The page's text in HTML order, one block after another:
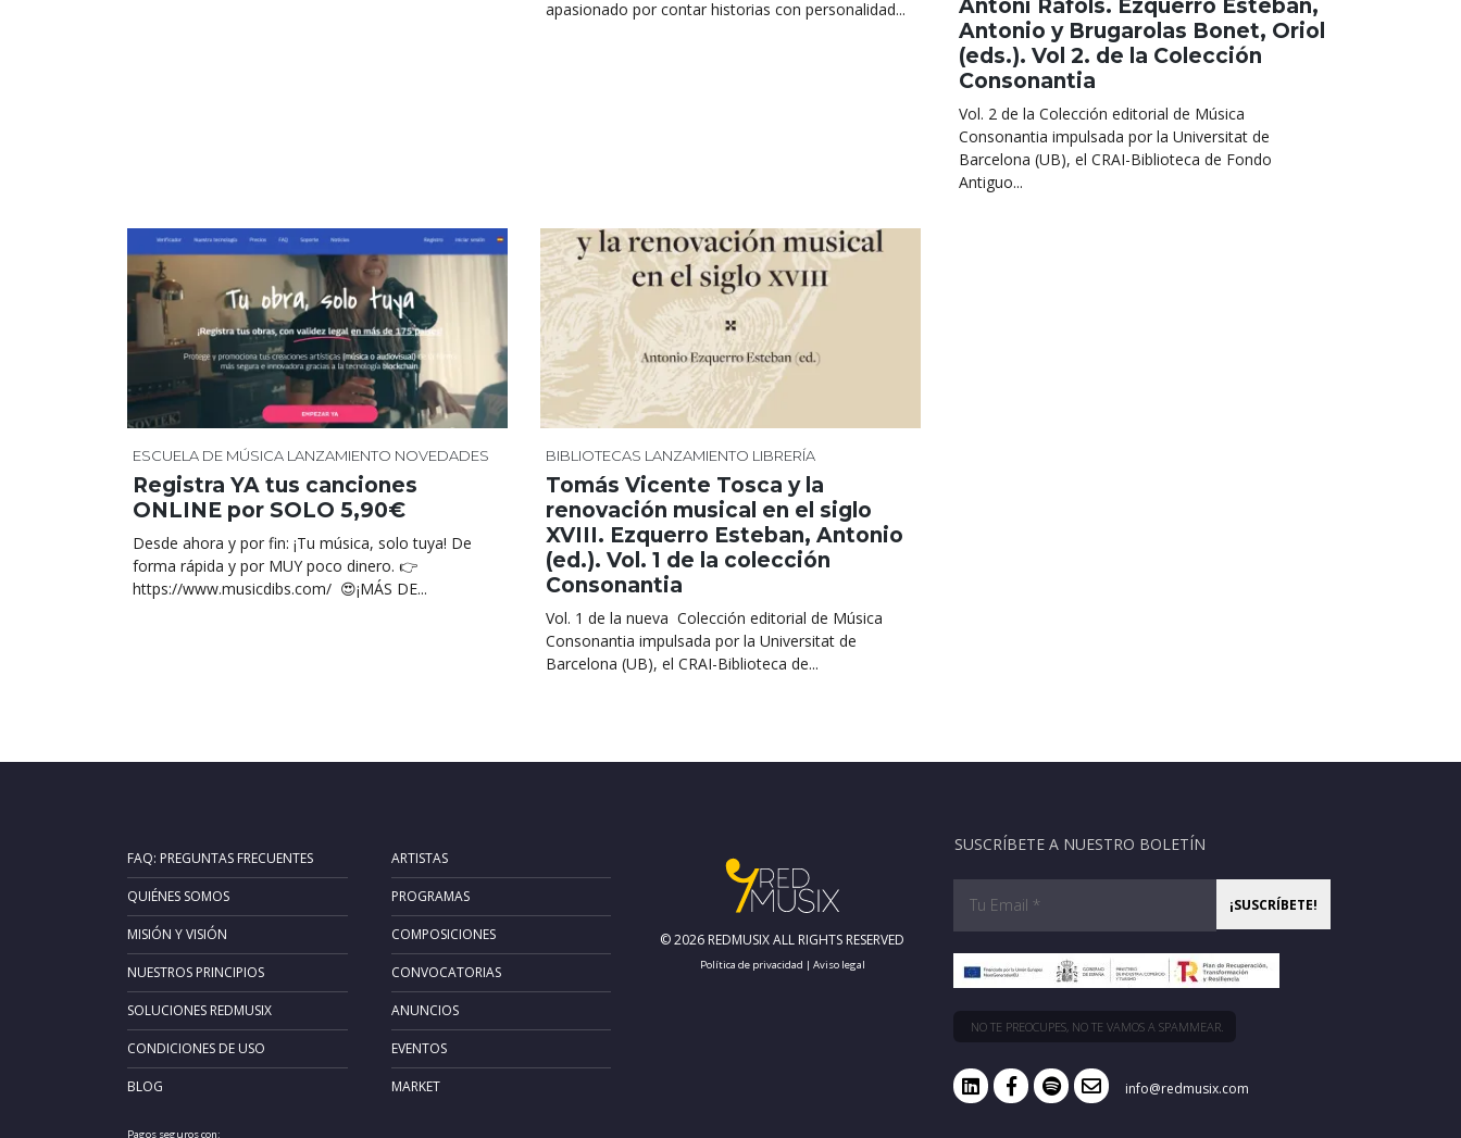
apasionado por contar historias con personalidad...
Antoni Ràfols. Ezquerro Esteban,
Antonio y Brugarolas Bonet, Oriol
(eds.). Vol 2. de la Colección
Consonantia
Vol. 2 de la Colección editorial de Música
Consonantia impulsada por la Universitat de
Barcelona (UB), el CRAI-Biblioteca de Fondo
Antiguo...
ESCUELA DE MÚSICA LANZAMIENTO NOVEDADES
Registra YA tus canciones
ONLINE por SOLO 5,90€
Desde ahora y por fin: ¡Tu música, solo tuya! De
forma rápida y por MUY poco dinero. 👉
https://www.musicdibs.com/ 😍¡MÁS DE...
BIBLIOTECAS LANZAMIENTO LIBRERÍA
Tomás Vicente Tosca y la
renovación musical en el siglo
XVIII. Ezquerro Esteban, Antonio
(ed.). Vol. 1 de la colección
Consonantia
Vol. 1 de la nueva Colección editorial de Música
Consonantia impulsada por la Universitat de
Barcelona (UB), el CRAI-Biblioteca de...
FAQ: PREGUNTAS FRECUENTES
QUIÉNES SOMOS
MISIÓN Y VISIÓN
NUESTROS PRINCIPIOS
SOLUCIONES REDMUSIX
CONDICIONES DE USO
BLOG
ARTISTAS
PROGRAMAS
COMPOSICIONES
CONVOCATORIAS
ANUNCIOS
EVENTOS
MARKET
Pagos seguros con:
© 2026 REDMUSIX ALL RIGHTS RESERVED
Política de privacidad | Aviso legal
SUSCRÍBETE A NUESTRO BOLETÍN
NO TE PREOCUPES, NO TE VAMOS A SPAMMEAR.
info@redmusix.com